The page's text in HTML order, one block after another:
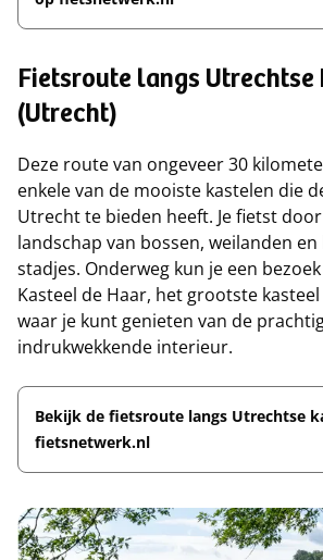
Fietsroute langs Utrechtse
(Utrecht)
Deze route van ongeveer 30
enkele van de mooiste kastelen die
Utrecht te bieden heeft. Je fietst
landschap van bossen, weilanden
stadjes. Onderweg kun je een
Kasteel de Haar, het grootste
waar je kunt genieten van de
indrukwekkende interieur.
Bekijk de fietsroute langs Utrechtse
fietsnetwerk.nl